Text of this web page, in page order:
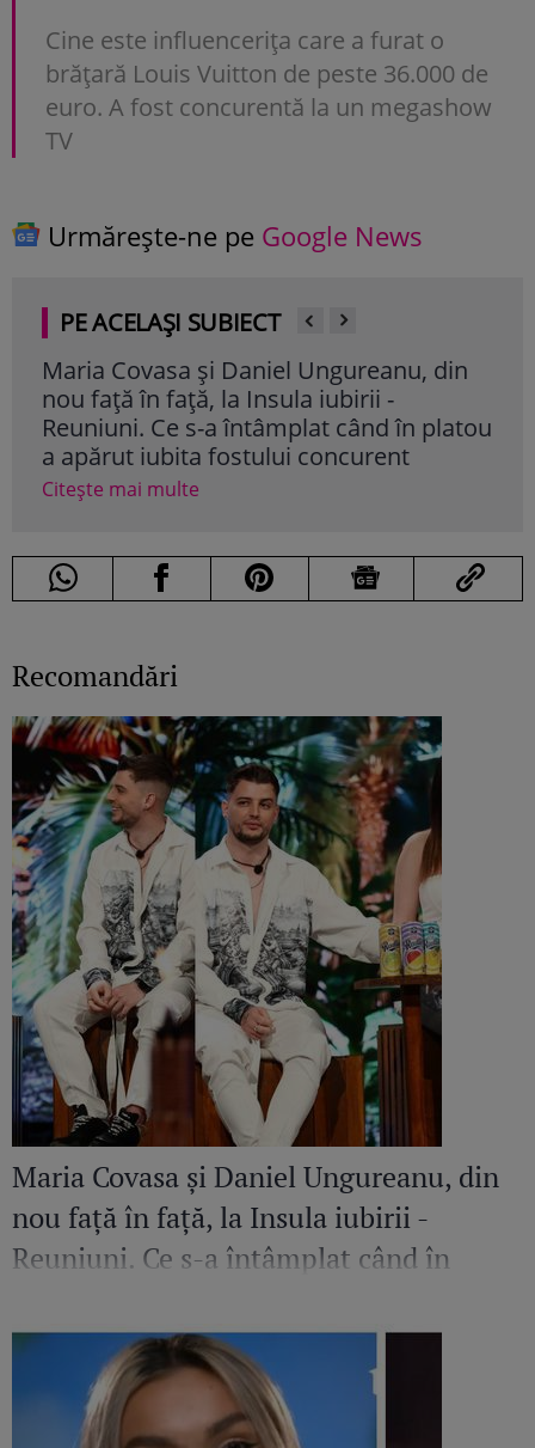
Cine este influencerița care a furat o
brățară Louis Vuitton de peste 36.000 de
euro. A fost concurentă la un megashow
TV
Urmărește-ne pe Google News
PE ACELAȘI SUBIECT
Maria Covasa și Daniel Ungureanu, din
nou față în față, la Insula iubirii -
Reuniuni. Ce s-a întâmplat când în platou
a apărut iubita fostului concurent
Citește mai multe
Recomandări
Maria Covasa și Daniel Ungureanu, din
nou față în față, la Insula iubirii -
Reuniuni. Ce s-a întâmplat când în
concurent